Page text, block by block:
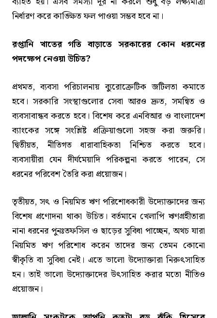
নির্ধারণ করে কাঙ্ক্ষিত ফল পাওয়া সম্ভব হবে না।
রপ্তানি খাতের গতি বাড়াতে সরকারের কোন ধরনের
পদক্ষেপ নেওয়া উচিত?
প্রথমত, ব্যবসা পরিচালনায় ব্যুরোক্রেটিক জটিলতা কমাতে
হবে। সরকারি সংস্থাগুলোর সেবা আরও দ্রুত, সমন্বিত ও
ব্যবসাবান্ধব করতে হবে। বিশেষ করে এনবিআর ও বাংলাদেশ
ব্যাংকের সঙ্গে সংশ্লিষ্ট প্রক্রিয়াগুলো সহজ করা জরুরি।
দ্বিতীয়ত, নীতিগত ধারাবাহিকতা নিশ্চিত করতে হবে।
ব্যবসায়ীরা যেন দীর্ঘমেয়াদি পরিকল্পনা করতে পারেন, সে
ধরনের পরিবেশ তৈরি করা প্রয়োজন।
তৃতীয়ত, সৎ ও নিয়মিত ঋণ পরিশোধকারী উদ্যোক্তাদের জন্য
বিশেষ প্রণোদনা থাকা উচিত। বর্তমানে খেলাপি ঋণগ্রহীতারা
নানা ধরনের পুনঃতফসিল ও ছাড়ের সুবিধা পাচ্ছেন, অথচ যারা
নিয়মিত ঋণ পরিশোধ করেন তাদের জন্য তেমন কোনো
স্বীকৃতি বা সুবিধা নেই। এতে ভালো উদ্যোক্তারা নিরুৎসাহিত
হন। তাই ভালো উদ্যোক্তাদের উৎসাহিত করার মতো নীতিও
প্রয়োজন।